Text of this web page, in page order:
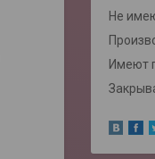
Не
Имеют